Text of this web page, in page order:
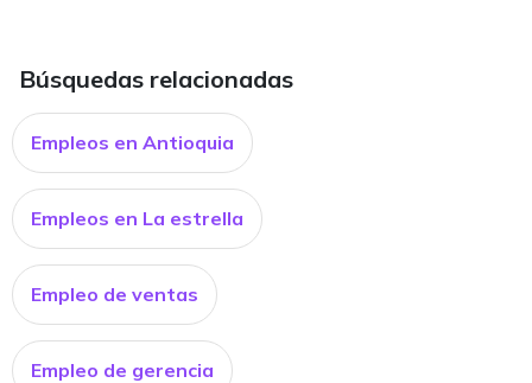
Búsquedas relacionadas
Empleos en Antioquia
Empleos en La estrella
Empleo de ventas
Empleo de gerencia